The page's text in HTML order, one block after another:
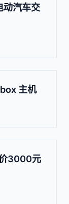
动汽车交
主机
3000元